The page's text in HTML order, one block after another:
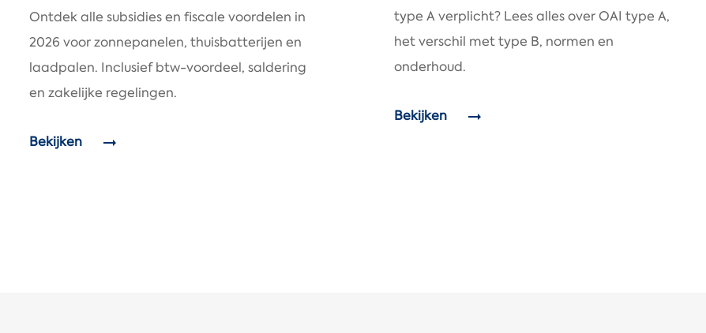
Ontdek alle subsidies en fiscale voordelen in
2026 voor zonnepanelen, thuisbatterijen en
laadpalen. Inclusief btw-voordeel, saldering
en zakelijke regelingen.
Bekijken
type A verplicht? Lees alles over OAI type A,
het verschil met type B, normen en
onderhoud.
Bekijken